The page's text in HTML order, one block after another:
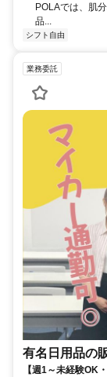
POLAでは、肌
品...
シフト自由
業務委託
有名日用品の
【週1～未経験OK